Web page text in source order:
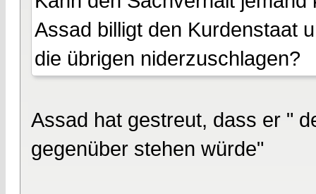
Assad billigt den Kurdenstaat
die übrigen niderzuschlagen?
Assad hat gestreut, dass er "
gegenüber stehen würde"